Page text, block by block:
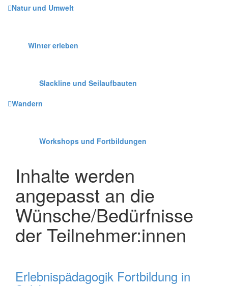
Natur und Umwelt
Winter erleben
Slackline und Seilaufbauten
Wandern
Workshops und Fortbildungen
Inhalte werden
angepasst an die
Wünsche/Bedürfnisse
der Teilnehmer:innen
Erlebnispädagogik Fortbildung in